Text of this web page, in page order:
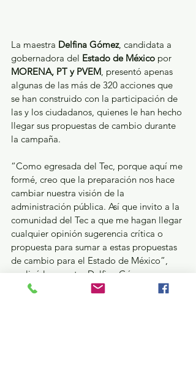
La maestra Delfina Gómez, candidata a
gobernadora del Estado de México por
MORENA, PT y PVEM , presentó apenas
algunas de las más de 320 acciones que
se han construido con la participación de
las y los ciudadanos, quienes le han hecho
llegar sus propuestas de cambio durante
la campaña.
“Como egresada del Tec, porque aquí me
formé, creo que la preparación nos hace
cambiar nuestra visión de la
administración pública. Así que invito a la
comunidad del Tec a que me hagan llegar
cualquier opinión sugerencia crítica o
propuesta para sumar a estas propuestas
de cambio para el Estado de México”,
explicó la maestra Delfina Gómez.